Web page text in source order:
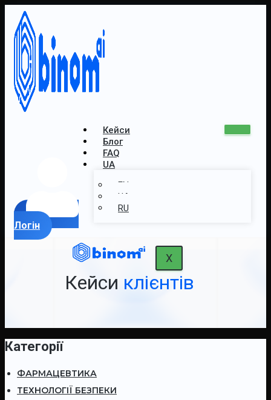
Кейси
Блог
FAQ
UA
EN
UA
RU
X
Логін
Кейси клієнтів
Категорії
ФАРМАЦЕВТИКА
ТЕХНОЛОГІЇ БЕЗПЕКИ